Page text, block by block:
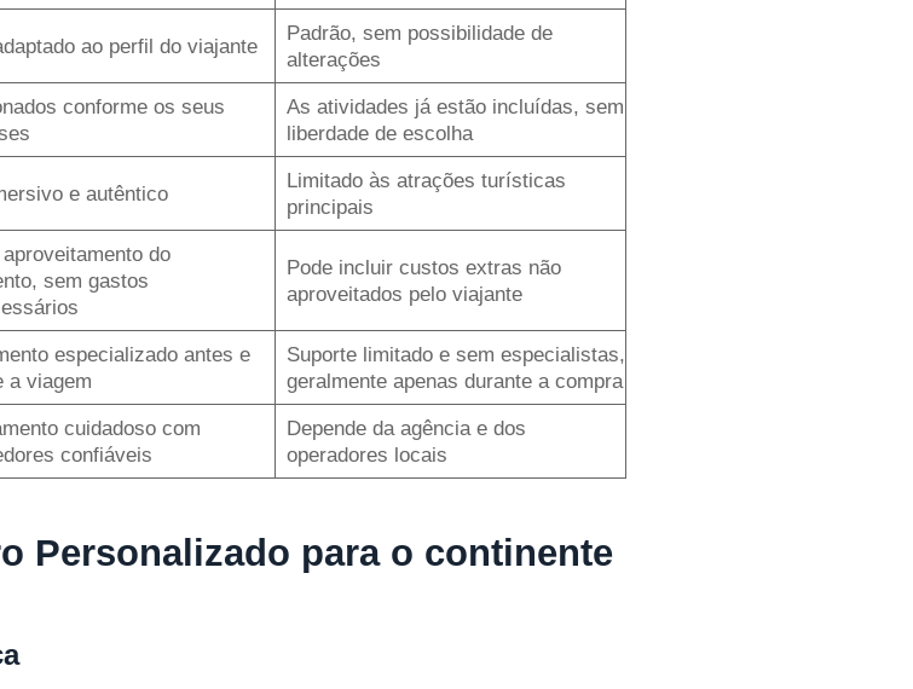
ao perfil do viajante
Padrão, sem possibilidade de
alterações
conforme os seus
As atividades já estão incluídas, sem
liberdade de escolha
e autêntico
Limitado às atrações turísticas
principais
do
sem gastos
Pode incluir custos extras não
aproveitados pelo viajante
especializado antes e
a viagem
Suporte limitado e sem especialistas,
geralmente apenas durante a compra
cuidadoso com
confiáveis
Depende da agência e dos
operadores locais
Personalizado para o continente